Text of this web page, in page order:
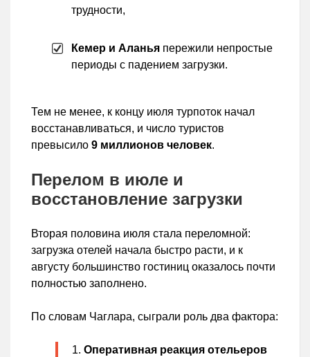
трудности,
Кемер и Аланья пережили непростые
периоды с падением загрузки.
Тем не менее, к концу июля турпоток начал
восстанавливаться, и число туристов
превысило 9 миллионов человек.
Перелом в июле и
восстановление загрузки
Вторая половина июля стала переломной:
загрузка отелей начала быстро расти, и к
августу большинство гостиниц оказалось почти
полностью заполнено.
По словам Чаглара, сыграли роль два фактора:
Оперативная реакция отельеров